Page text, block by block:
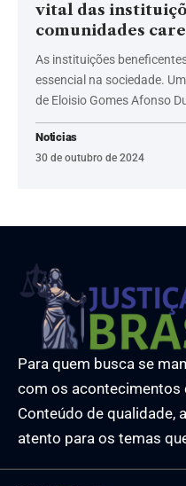
vital das
comunidades
As instituições
essencial na sociedade.
de Eloisio Gomes Afonso
Noticias
30 de outubro de 2024
Para quem busca se
com os acontecimentos
Conteúdo de qualidade,
atento para os temas